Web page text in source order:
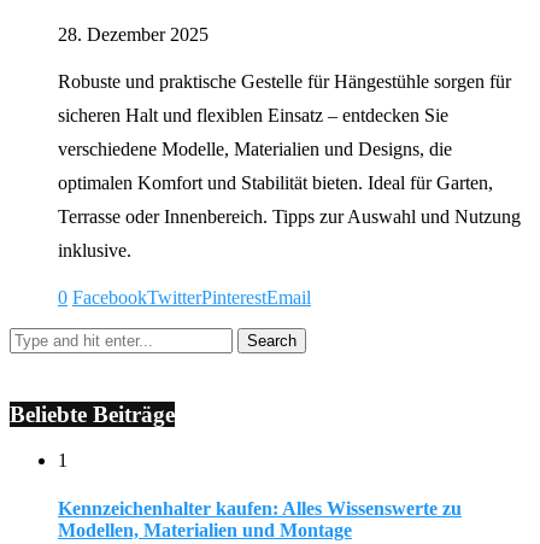
28. Dezember 2025
Robuste und praktische Gestelle für Hängestühle sorgen für
sicheren Halt und flexiblen Einsatz – entdecken Sie
verschiedene Modelle, Materialien und Designs, die
optimalen Komfort und Stabilität bieten. Ideal für Garten,
Terrasse oder Innenbereich. Tipps zur Auswahl und Nutzung
inklusive.
0 FacebookTwitterPinterestEmail
Beliebte Beiträge
1
Kennzeichenhalter kaufen: Alles Wissenswerte zu
Modellen, Materialien und Montage